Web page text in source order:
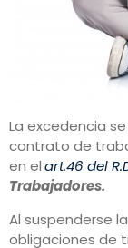
La excedencia
contrato de
en elart.46 del
Trabajadores.
Al suspenderse
obligaciones de